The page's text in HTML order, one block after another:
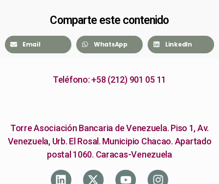
Comparte este contenido
Email WhatsApp LinkedIn
Teléfono: +58 (212) 901 05 11
Torre Asociación Bancaria de Venezuela. Piso 1, Av.
Venezuela, Urb. El Rosal. Municipio Chacao. Apartado
postal 1060. Caracas-Venezuela